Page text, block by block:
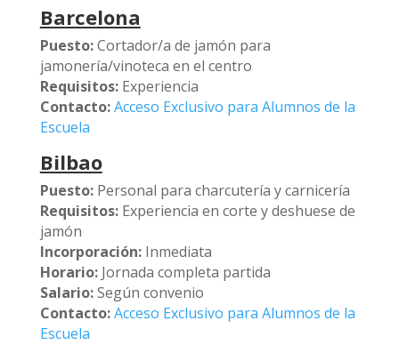
Barcelona
Puesto:Cortador/a de jamón para
jamonería/vinoteca en el centro
Requisitos:Experiencia
Contacto:Acceso Exclusivo para Alumnos de la
Escuela
Bilbao
Puesto:Personal para charcutería y carnicería
Requisitos:Experiencia en corte y deshuese de
jamón
Incorporación:Inmediata
Horario:Jornada completa partida
Salario:Según convenio
Contacto:Acceso Exclusivo para Alumnos de la
Escuela